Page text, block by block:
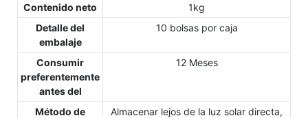
Contenido neto
1kg
Detalle del
embalaje
10 bolsas por caja
Consumir
preferentemente
antes del
12 Meses
Método de
Almacenar lejos de la luz solar directa,